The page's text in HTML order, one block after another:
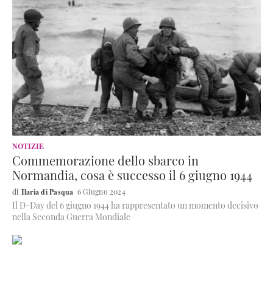
NOTIZIE
Commemorazione dello sbarco in
Normandia, cosa è successo il 6 giugno 1944
Ilaria di Pasqua 6 Giugno 2024
Il D-Day del 6 giugno 1944 ha rappresentato un momento decisivo
nella Seconda Guerra Mondiale